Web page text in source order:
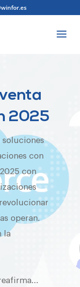
2025
soluciones
con
con
operan.
la